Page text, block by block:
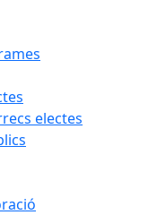
electes